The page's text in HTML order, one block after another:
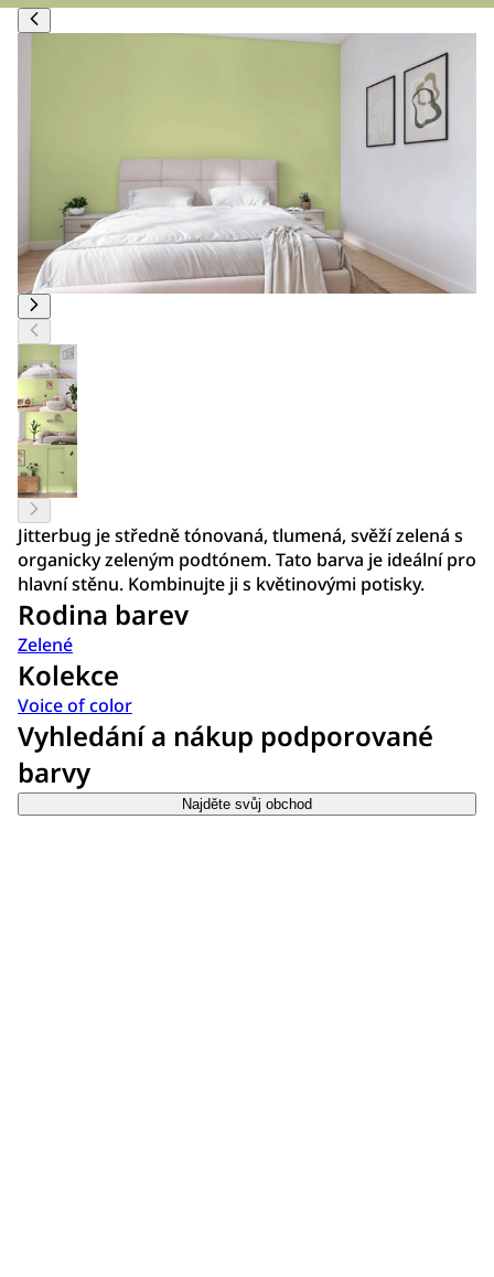
Jitterbug je středně tónovaná, tlumená, svěží zelená s
organicky zeleným podtónem. Tato barva je ideální pro
hlavní stěnu. Kombinujte ji s květinovými potisky.
Rodina barev
Zelené
Kolekce
Voice of color
Vyhledání a nákup podporované
barvy
Najděte svůj obchod